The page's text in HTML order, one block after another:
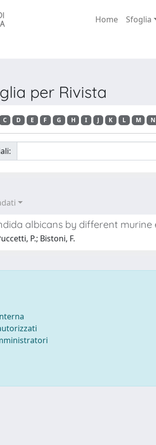
Home Sfoglia
per Rivista
C D E F G H I J K L M N
albicans by different murine
P.; Bistoni, F.